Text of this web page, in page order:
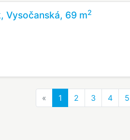
Vysočanská, 69 m2
« Previous
1 2 3 4 5